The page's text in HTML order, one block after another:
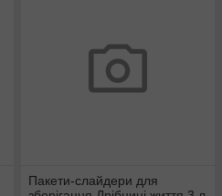
Пакети-слайдери для